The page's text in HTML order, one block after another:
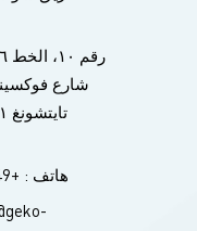
شارع
هاتف : +49 (0)151 4048 6246